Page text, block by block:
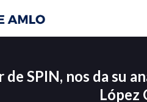
de SPIN, nos da su
López